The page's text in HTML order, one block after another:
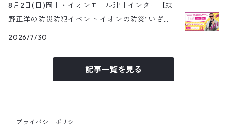
8月2日(日)岡山・イオンモール津山インター【蝶
野正洋の防災防犯イベント イオンの防災“いざ
活”】
2026/7/30
記事一覧を見る
プライバシーポリシー